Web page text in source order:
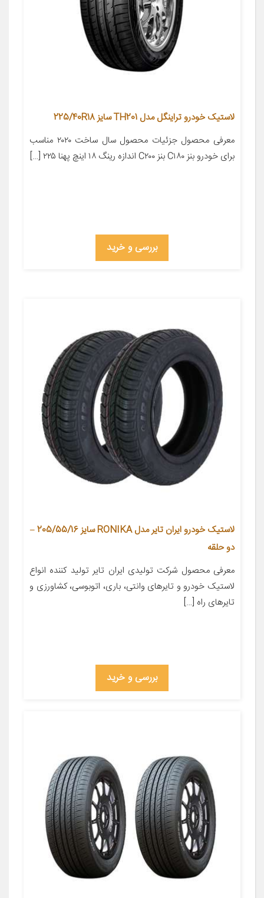
لاستیک خودرو تراینگل مدل TH201 سایز 225/40R18
معرفی محصول جزئیات محصول سال ساخت ۲۰۲۰ مناسب
برای خودرو بنز C۱۸۰ بنز C۲۰۰ اندازه رینگ ۱۸ اینچ پهنا ۲۲۵ […]
بررسی و خرید
لاستیک خودرو ایران تایر مدل RONIKA سایز 205/55/16 –
دو حلقه
معرفی محصول شركت تولیدی ایران تایر تولید کننده انواع
لاستیک خودرو و تایرهای وانتی، باری، اتوبوسی، كشاورزی و
تایرهای راه […]
بررسی و خرید